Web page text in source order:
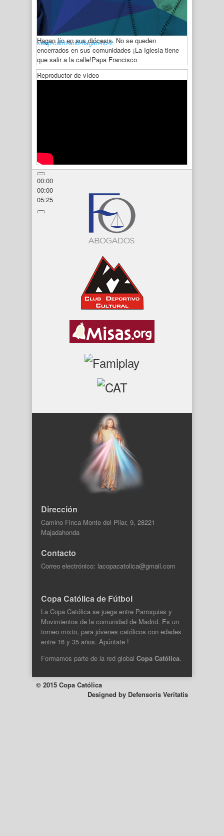
keep-calm-and-hagan-lio-2
Hagan lío en sus diócesis. No se queden
encerrados en sus comunidades ¡La Iglesia tiene
que salir a la calle!Papa Francisco
Reproductor de vídeo
00:00
00:00
05:25
Dirección
Camino Finca Monte del Pilar, 9, 28221
Majadahonda
Contacto
Correo electrónico: lacopacatolica@gmail.com
Copa Católica de Fútbol
La Copa Católica se juega entre Parroquias y
Movimientos de la comunidad de Madrid. Es un
torneo mixto, para jóvenes católicos con edades
entre 16 y 35 años. Apúntate !
Formamos parte de la red global Copa Católica.
© 2015 Copa Católica
Designed by Defensoris Veritatis